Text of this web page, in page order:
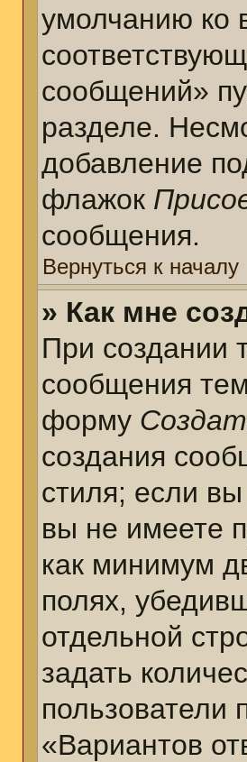
умолчанию ко
сообщений»
разделе.
добавление
флажок
сообщения.
Вернуться к началу
» Как мне
При создании
сообщения
форму
создания
стиля; если
вы не имеете
как минимум
полях,
отдельной
задать
пользователи
«Вариантов